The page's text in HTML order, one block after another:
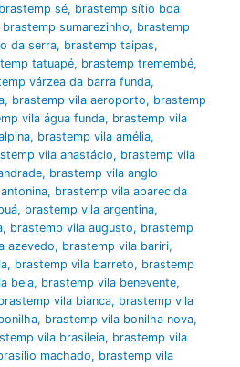
brastemp sé, brastemp sítio boa
brastemp sumarezinho, brastemp
da serra, brastemp taipas,
tatuapé, brastemp tremembé,
várzea da barra funda,
, brastemp vila aeroporto, brastemp
vila água funda, brastemp vila
, brastemp vila amélia,
vila anastácio, brastemp vila
, brastemp vila anglo
, brastemp vila aparecida
, brastemp vila argentina,
, brastemp vila augusto, brastemp
azevedo, brastemp vila bariri,
, brastemp vila barreto, brastemp
bela, brastemp vila benevente,
vila bianca, brastemp vila
, brastemp vila bonilha nova,
vila brasileia, brastemp vila
machado, brastemp vila